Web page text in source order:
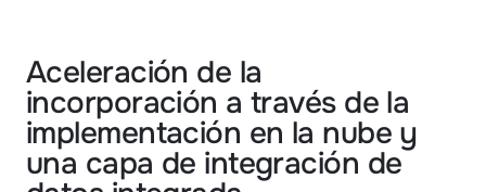
Aceleración de la
incorporación a través de la
implementación en la nube y
una capa de integración de